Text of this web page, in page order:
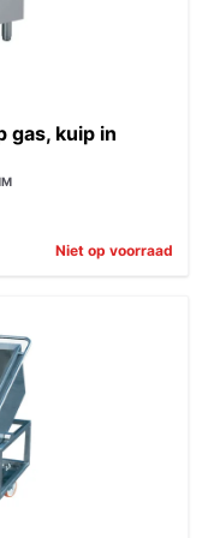
gas, kuip in
Niet op voorraad